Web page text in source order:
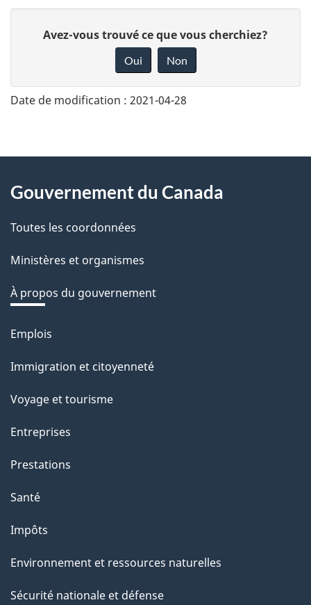
n
v
o
t
r
r
é
t
r
a
c
i
o
s
u
c
e
Avez-vous trouvé ce que vous cherchiez?
Oui Non
Date de modification : 2021-04-28
About
this
site
Gouvernement du Canada
Toutes les coordonnées
Ministères et organismes
À propos du gouvernement
Thèmes
sujets
Emplois
Immigration et citoyenneté
Voyage et tourisme
Entreprises
Prestations
Santé
Impôts
Environnement et ressources naturelles
Sécurité nationale et défense